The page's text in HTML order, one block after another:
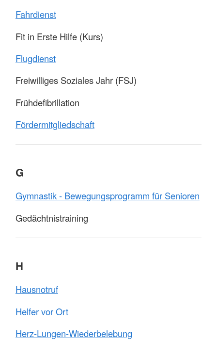
Fahrdienst
Fit in Erste Hilfe (Kurs)
Flugdienst
Freiwilliges Soziales Jahr (FSJ)
Frühdefibrillation
Fördermitgliedschaft
G
Gymnastik - Bewegungsprogramm für Senioren
Gedächtnistraining
H
Hausnotruf
Helfer vor Ort
Herz-Lungen-Wiederbelebung